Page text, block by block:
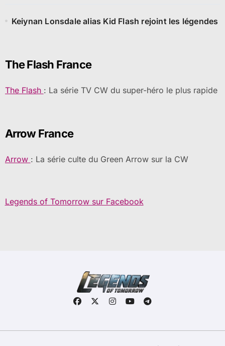
Keiynan Lonsdale alias Kid Flash rejoint les légendes
The Flash France
The Flash : La série TV CW du super-héro le plus rapide
Arrow France
Arrow : La série culte du Green Arrow sur la CW
Legends of Tomorrow sur Facebook